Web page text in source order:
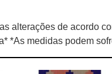
alterações de acordo
*As medidas podem